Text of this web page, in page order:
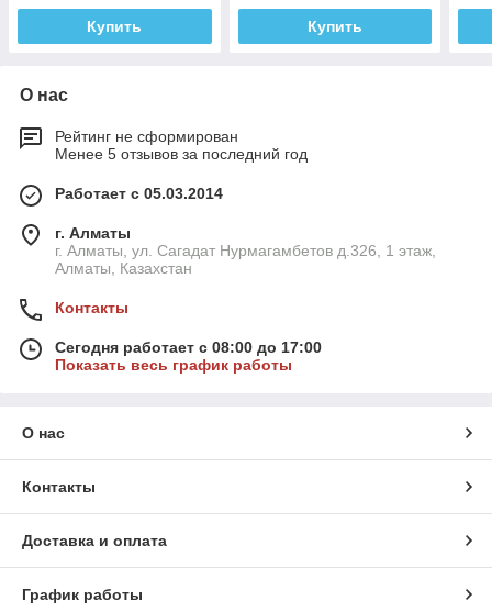
Купить Купить
О нас
Рейтинг не сформирован
Менее 5 отзывов за последний год
Работает с 05.03.2014
г. Алматы
г. Алматы, ул. Сагадат Нурмагамбетов д.326, 1 этаж,
Алматы, Казахстан
Контакты
Сегодня работает с 08:00 до 17:00
Показать весь график работы
О нас
Контакты
Доставка и оплата
График работы